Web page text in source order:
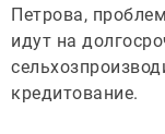
Петрова,
идут на
кредитование.